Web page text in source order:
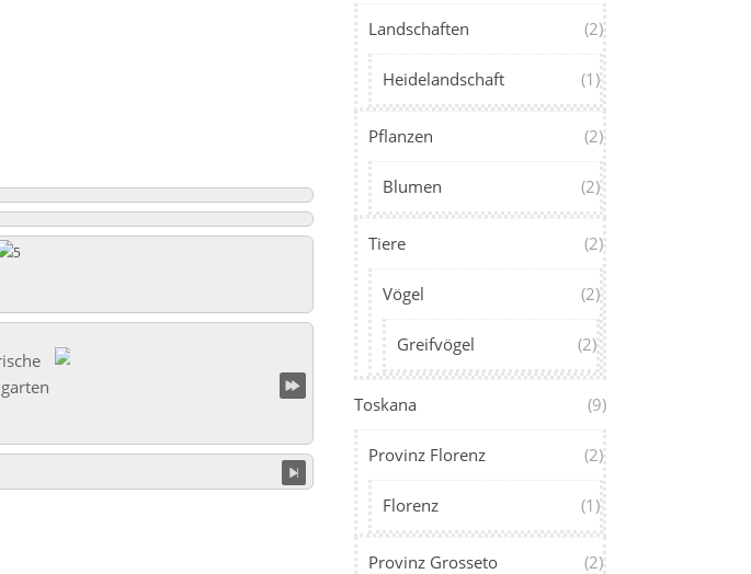
Landschaften (2)
Heidelandschaft (1)
Pflanzen (2)
Blumen (2)
Tiere (2)
Vögel (2)
Greifvögel (2)
Toskana (9)
Provinz Florenz (2)
Florenz (1)
Provinz Grosseto (2)